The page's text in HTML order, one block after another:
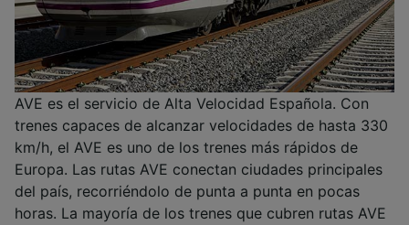
AVE es el servicio de Alta Velocidad Española. Con
trenes capaces de alcanzar velocidades de hasta 330
km/h, el AVE es uno de los trenes más rápidos de
Europa. Las rutas AVE conectan ciudades principales
del país, recorriéndolo de punta a punta en pocas
horas. La mayoría de los trenes que cubren rutas AVE